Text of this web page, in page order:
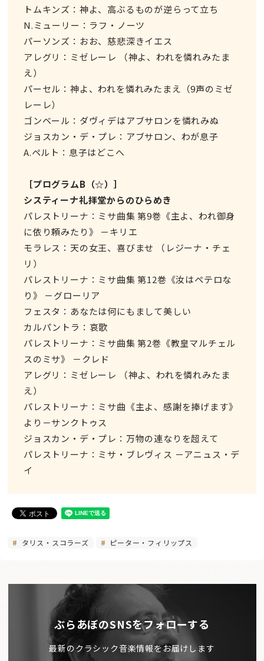
トムキンズ：神よ、高ぶるものが逆らって立ち
N.ミューリー：ラフ・ノーツ
パーソンズ：おお、慈悲深きイエス
アレグリ：ミゼレーレ （神よ、われを憐れみたま
え）
パーセル：神よ、われを憐れみたまえ（9声のミゼ
レーレ）
ゴンベール：ダヴィデはアブサロンを憐れみぬ
ジョスカン・デ・プレ：アブサロン、わが息子
A.ペルト：息子はどこへ
［プログラムB（☆）］
システィーナ礼拝堂からのひらめき
パレストリーナ：ミサ曲集 第9巻《主よ、われ御身
に依り頼みたり》 －キリエ
モラレス：天の女王、喜びませ （レジーナ・チェ
リ）
パレストリーナ：ミサ曲集 第12巻《汝はペテロな
り》 －グローリア
フェスタ：あなたは何にもまして美しい
カルパントラ：哀歌
パレストリーナ：ミサ曲集 第2巻《教皇マルチェル
スのミサ》 －クレド
アレグリ：ミゼレーレ （神よ、われを憐れみたま
え）
パレストリーナ：ミサ曲《主よ、感謝を捧げます》
より－サンクトゥス
ジョスカン・デ・プレ：万物の連なりを超えて
パレストリーナ：ミサ・ブレヴィス －アニュス・デ
イ
タリス・スコラーズ ピーター・フィリップス
ぶらあぼのSNSをフォローする
最新のクラシック音楽情報をお届けします